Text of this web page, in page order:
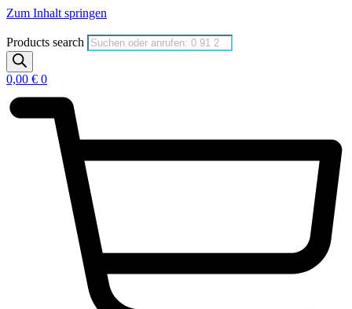
Zum Inhalt springen
Products search
0,00 € 0